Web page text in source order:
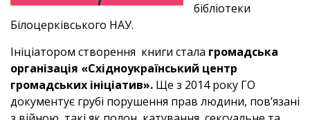
бібліотеки
Білоцерківського НАУ.
Ініціатором створення книги стала громадська
організація «Східноукраїнський центр
громадських ініціатив». Ще з 2014 року ГО
документує грубі порушення прав людини, пов’язані